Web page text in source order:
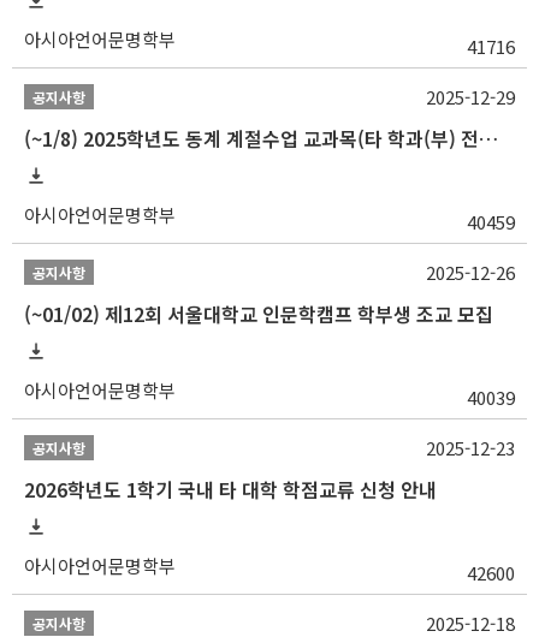
아시아언어문명학부 41716
공지사항
(~1/8) 2025학년도 동계 계절수업 교과목(타 학과(부) 전공 및 교양) 성적평가방법 선택제 신청 안내
아시아언어문명학부 40459
2025-12-29
공지사항
(~01/02) 제12회 서울대학교 인문학캠프 학부생 조교 모집
아시아언어문명학부 40039
2025-12-26
공지사항
2026학년도 1학기 국내 타 대학 학점교류 신청 안내
아시아언어문명학부 42600
2025-12-23
공지사항 2025-12-18